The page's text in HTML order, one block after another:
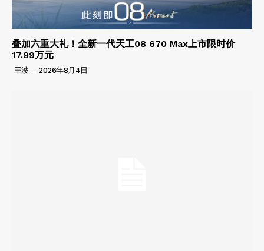
叠加六重大礼！全新一代天工08 670 Max上市限时价
17.99万元
王波 - 2026年8月4日